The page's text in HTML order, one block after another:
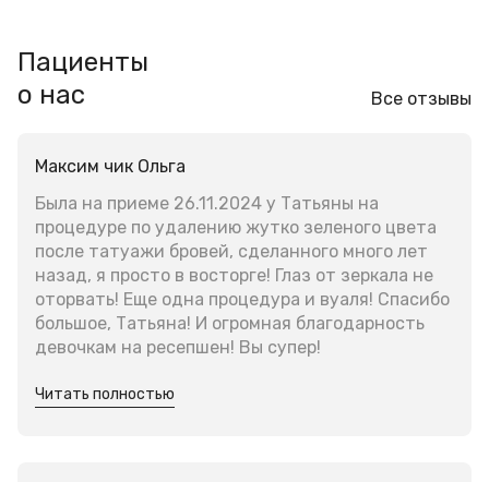
Пациенты
о нас
Все отзывы
Максим чик Ольга
Была на приеме 26.11.2024 у Татьяны на
процедуре по удалению жутко зеленого цвета
после татуажи бровей, сделанного много лет
назад, я просто в восторге! Глаз от зеркала не
оторвать! Еще одна процедура и вуаля! Спасибо
большое, Татьяна! И огромная благодарность
девочкам на ресепшен! Вы супер!
Читать полностью